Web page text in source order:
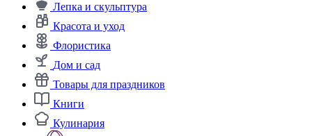
Лепка и скульптура
Красота и уход
Флористика
Дом и сад
Товары для праздников
Книги
Кулинария